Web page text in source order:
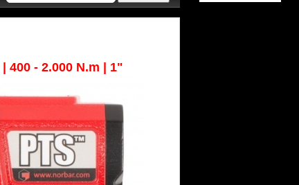
| 400 - 2.000 N.m | 1"